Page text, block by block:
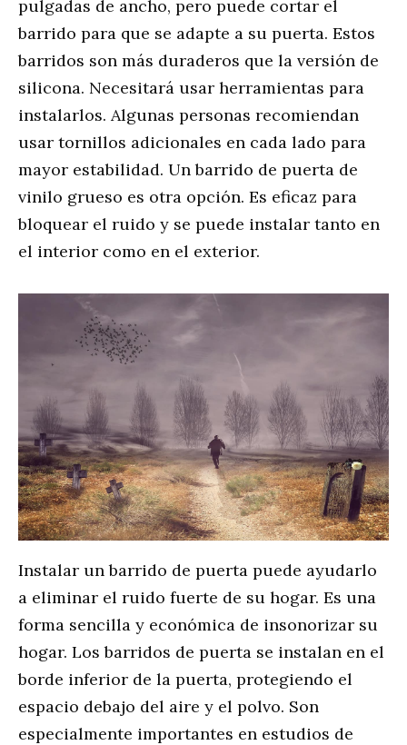
pulgadas de ancho, pero puede cortar el
barrido para que se adapte a su puerta. Estos
barridos son más duraderos que la versión de
silicona. Necesitará usar herramientas para
instalarlos. Algunas personas recomiendan
usar tornillos adicionales en cada lado para
mayor estabilidad. Un barrido de puerta de
vinilo grueso es otra opción. Es eficaz para
bloquear el ruido y se puede instalar tanto en
el interior como en el exterior.
Instalar un barrido de puerta puede ayudarlo
a eliminar el ruido fuerte de su hogar. Es una
forma sencilla y económica de insonorizar su
hogar. Los barridos de puerta se instalan en el
borde inferior de la puerta, protegiendo el
espacio debajo del aire y el polvo. Son
especialmente importantes en estudios de